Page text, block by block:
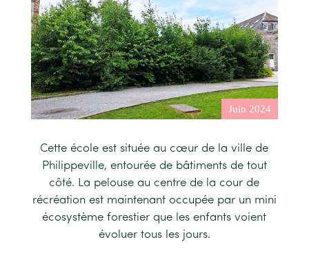
Cette école est située au cœur de la ville de
Philippeville, entourée de bâtiments de tout
côté. La pelouse au centre de la cour de
récréation est maintenant occupée par un mini
écosystème forestier que les enfants voient
évoluer tous les jours.